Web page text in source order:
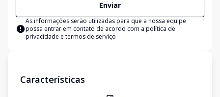
Enviar
As informações serão utilizadas para que a nossa equipe
possa entrar em contato de acordo com a política de
privacidade e termos de serviço
Características